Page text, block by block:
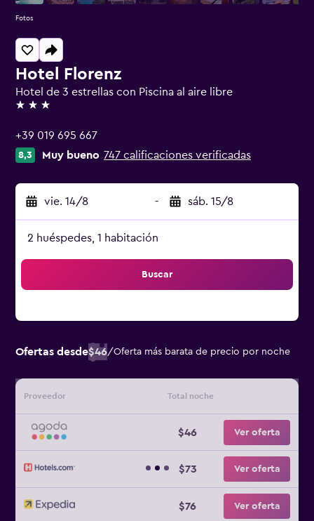
Hotel Florenz
Hotel de 3 estrellas con Piscina al aire libre
3 estrellas
+39 019 695 667
8,3 Muy bueno 747 calificaciones verificadas
vie. 14/8 - sáb. 15/8
2 huéspedes, 1 habitación
Buscar
Ofertas desde$46/Oferta más barata de precio por noche
Proveedor Total noche
$46 Ver oferta
$73 Ver oferta
$76 Ver oferta
Fotos